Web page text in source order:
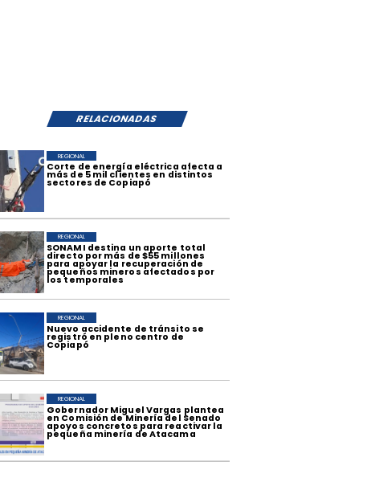
RELACIONADAS
Corte de energía eléctrica afecta a
más de 5 mil clientes en distintos
sectores de Copiapó
REGIONAL
​SONAMI destina un aporte total
directo por más de $55 millones
para apoyar la recuperación de
pequeños mineros afectados por
los temporales
REGIONAL
​Nuevo accidente de tránsito se
registró en pleno centro de
Copiapó
REGIONAL
​Gobernador Miguel Vargas plantea
en Comisión de Minería del Senado
apoyos concretos para reactivar la
pequeña minería de Atacama
REGIONAL